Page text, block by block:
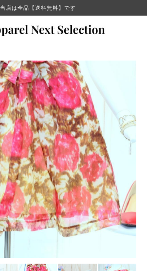
当店は全品【送料無料】です